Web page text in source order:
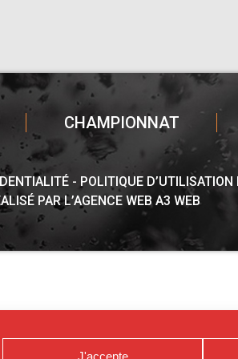
J'accepte
CHAMPIONNAT
POLITIQUE D’UTILISATION
PAR L’AGENCE WEB A3 WEB